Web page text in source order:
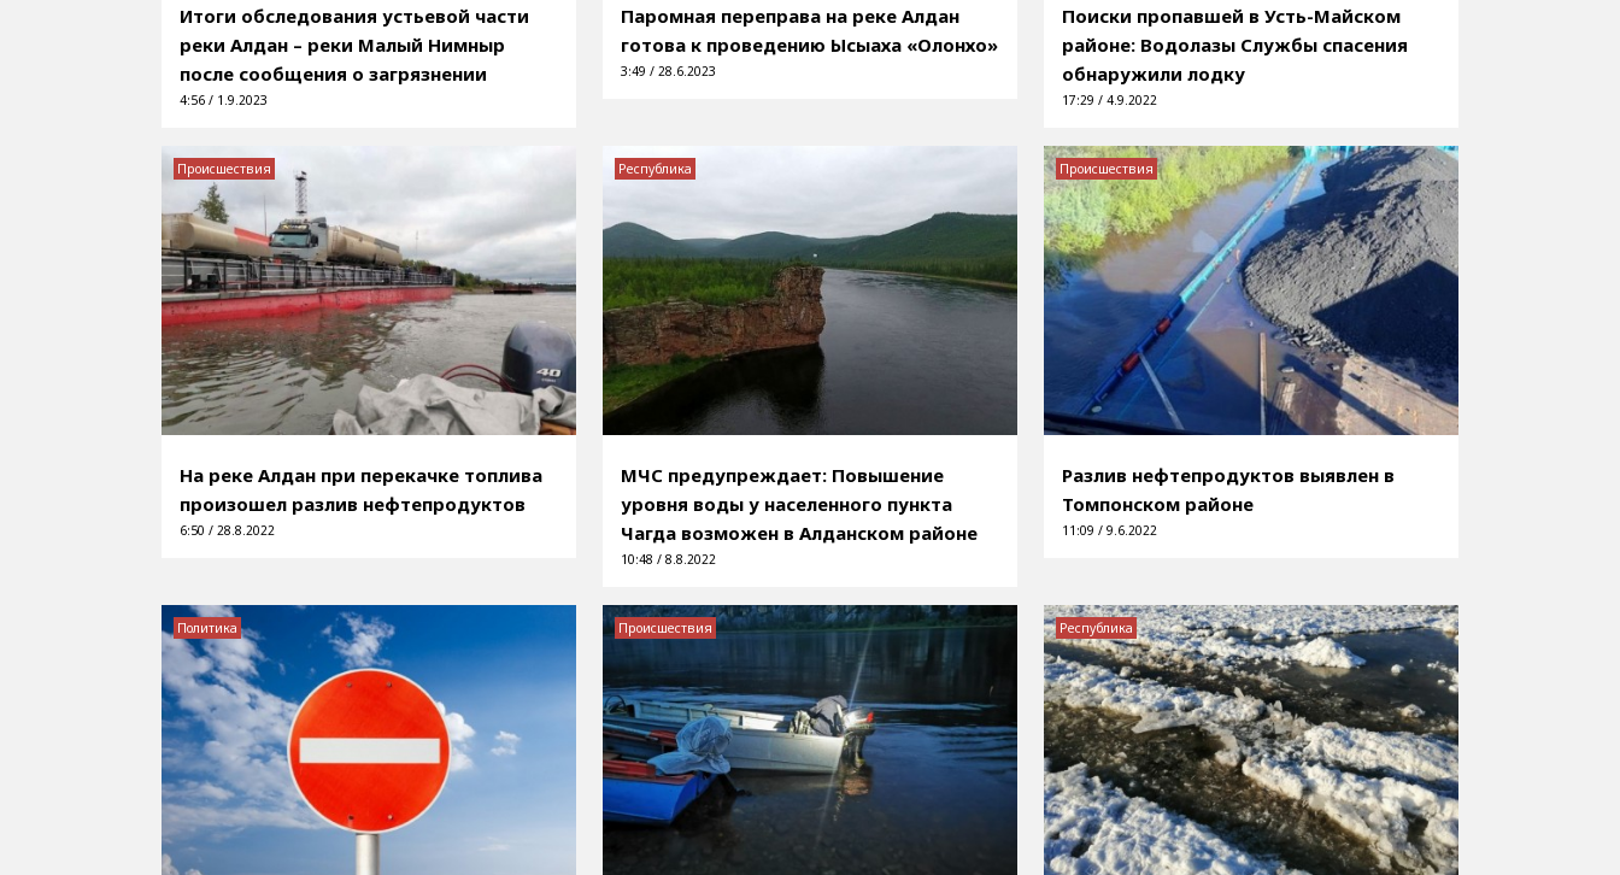
Итоги обследования устьевой части
реки Алдан – реки Малый Нимныр
после сообщения о загрязнении
4:56 / 1.9.2023
Паромная переправа на реке Алдан
готова к проведению Ысыаха «Олонхо»
3:49 / 28.6.2023
Поиски пропавшей в Усть-Майском
районе: Водолазы Службы спасения
обнаружили лодку
17:29 / 4.9.2022
На реке Алдан при перекачке топлива
произошел разлив нефтепродуктов
6:50 / 28.8.2022
Происшествия
МЧС предупреждает: Повышение
уровня воды у населенного пункта
Чагда возможен в Алданском районе
10:48 / 8.8.2022
Республика
Разлив нефтепродуктов выявлен в
Томпонском районе
11:09 / 9.6.2022
Происшествия
Политика Происшествия Республика